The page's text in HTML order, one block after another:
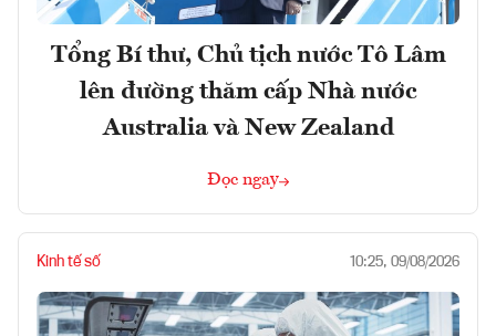
Tổng Bí thư, Chủ tịch nước Tô Lâm
lên đường thăm cấp Nhà nước
Australia và New Zealand
Đọc ngay
Kinh tế số 10:25, 09/08/2026